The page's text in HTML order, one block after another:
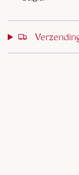
Bijzondere
Flexibel volume: